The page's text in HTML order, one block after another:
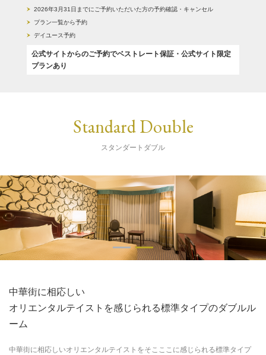
2026年3月31日までにご予約いただいた方の予約確認・キャンセル
プラン一覧から予約
デイユース予約
公式サイトからのご予約でベストレート保証・公式サイト限定
プランあり
Standard Double
スタンダートダブル
中華街に相応しい
オリエンタルテイストを感じられる標準タイプのダブルル
ーム
中華街に相応しいオリエンタルテイストをそこここに感じられる標準タイプ